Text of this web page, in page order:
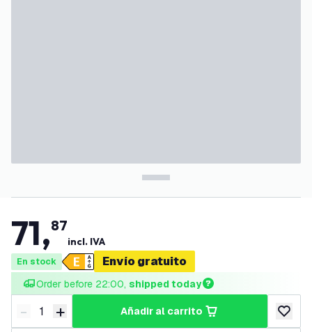
71,87
incl. IVA
En stock Envío gratuito
Order before 22:00, shipped today
Disminuir cantidad
- Aumentar cantidad
+ añadir al carrito
añadir